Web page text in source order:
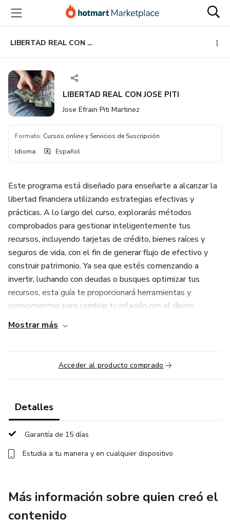
principal
página
de
página
LIBERTAD REAL CON JOSE PITI
LIBERTAD REAL CON JOSE PITI
Jose Efrain Piti Martinez
Formato: Cursos online y Servicios de Suscripción
Idioma: Español
Este programa está diseñado para enseñarte a alcanzar la
libertad financiera utilizando estrategias efectivas y
prácticas. A lo largo del curso, explorarás métodos
comprobados para gestionar inteligentemente tus
recursos, incluyendo tarjetas de crédito, bienes raíces y
seguros de vida, con el fin de generar flujo de efectivo y
construir patrimonio. Ya sea que estés comenzando a
invertir, luchando con deudas o busques optimizar tus
recursos, esta guía te proporcionará herramientas y
conocimientos para cambiar tu relación con el dinero....
Mostrar más
Acceder al producto comprado
Detalles
Garantía de 15 días
Estudia a tu manera y en cualquier dispositivo
Más información sobre quien creó el
contenido